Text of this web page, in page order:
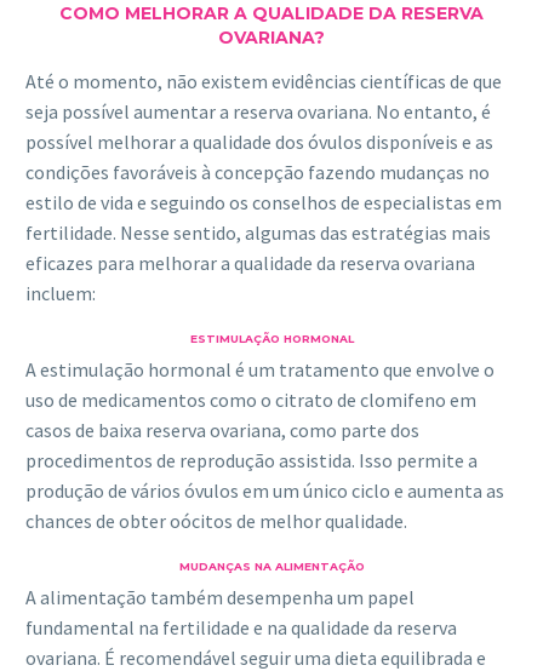
COMO MELHORAR A QUALIDADE DA RESERVA
OVARIANA?
Até o momento, não existem evidências científicas de que
seja possível aumentar a reserva ovariana. No entanto, é
possível melhorar a qualidade dos óvulos disponíveis e as
condições favoráveis à concepção fazendo mudanças no
estilo de vida e seguindo os conselhos de especialistas em
fertilidade. Nesse sentido, algumas das estratégias mais
eficazes para melhorar a qualidade da reserva ovariana
incluem:
ESTIMULAÇÃO HORMONAL
A estimulação hormonal é um tratamento que envolve o
uso de medicamentos como o citrato de clomifeno em
casos de baixa reserva ovariana, como parte dos
procedimentos de reprodução assistida. Isso permite a
produção de vários óvulos em um único ciclo e aumenta as
chances de obter oócitos de melhor qualidade.
MUDANÇAS NA ALIMENTAÇÃO
A alimentação também desempenha um papel
fundamental na fertilidade e na qualidade da reserva
ovariana. É recomendável seguir uma dieta equilibrada e